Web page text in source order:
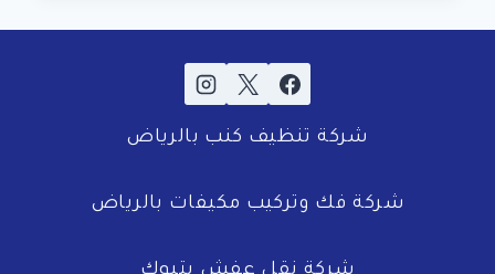
بالاحساء
شركة تنظيف كنب بالرياض
شركة فك وتركيب مكيفات بالرياض